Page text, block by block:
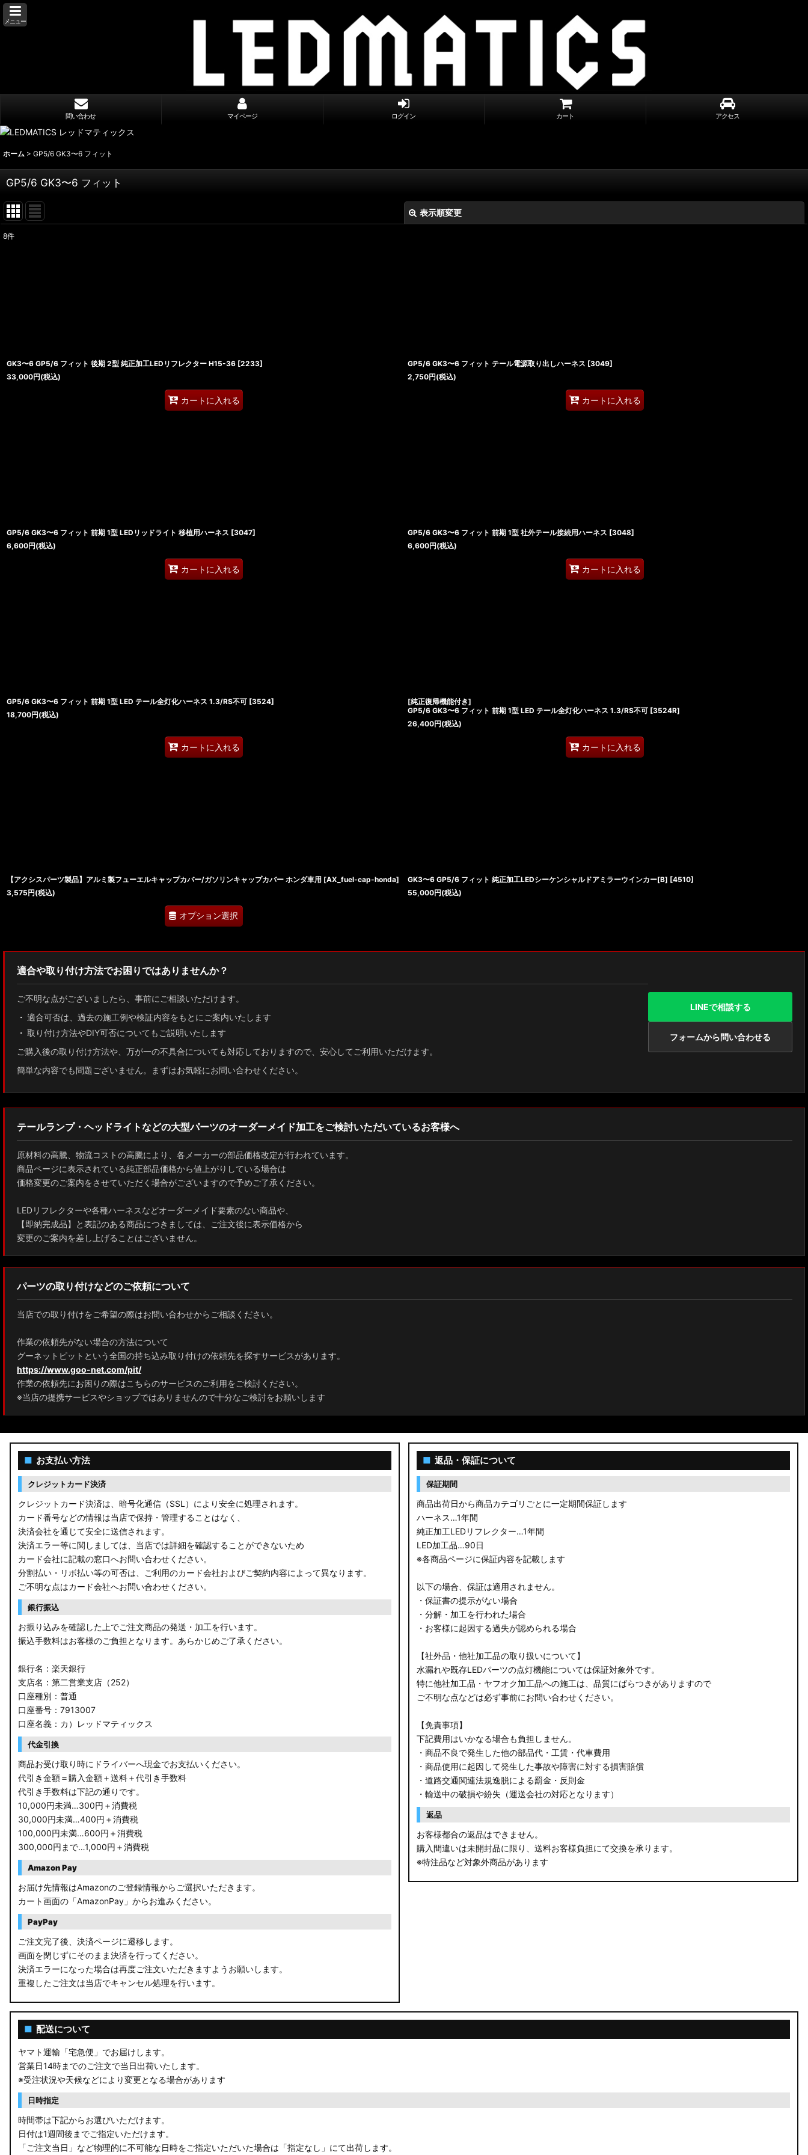
メニュー
問い合わせ マイページ ログイン カート アクセス
ホーム > GP5/6 GK3〜6 フィット
GP5/6 GK3〜6 フィット
表示順変更
8件
GK3〜6 GP5/6 フィット 後期 2型 純正加工LEDリフレクター H15-36 [2233]
33,000円(税込)
カートに入れる
GP5/6 GK3〜6 フィット テール電源取り出しハーネス [3049]
2,750円(税込)
カートに入れる
GP5/6 GK3〜6 フィット 前期 1型 LEDリッドライト 移植用ハーネス [3047]
6,600円(税込)
カートに入れる
GP5/6 GK3〜6 フィット 前期 1型 社外テール接続用ハーネス [3048]
6,600円(税込)
カートに入れる
GP5/6 GK3〜6 フィット 前期 1型 LED テール全灯化ハーネス 1.3/RS不可 [3524]
18,700円(税込)
カートに入れる
[純正復帰機能付き]
GP5/6 GK3〜6 フィット 前期 1型 LED テール全灯化ハーネス 1.3/RS不可 [3524R]
26,400円(税込)
カートに入れる
【アクシスパーツ製品】アルミ製フューエルキャップカバー/ガソリンキャップカバー ホンダ車用 [AX_fuel-cap-honda]
3,575円(税込)
オプション選択
GK3〜6 GP5/6 フィット 純正加工LEDシーケンシャルドアミラーウインカー[B] [4510]
55,000円(税込)
適合や取り付け方法でお困りではありませんか？
ご不明な点がございましたら、事前にご相談いただけます。
適合可否は、過去の施工例や検証内容をもとにご案内いたします
取り付け方法やDIY可否についてもご説明いたします
ご購入後の取り付け方法や、万が一の不具合についても対応しておりますので、安心してご利用いただけます。
簡単な内容でも問題ございません。まずはお気軽にお問い合わせください。
LINEで相談する
フォームから問い合わせる
テールランプ・ヘッドライトなどの大型パーツのオーダーメイド加工をご検討いただいているお客様へ
原材料の高騰、物流コストの高騰により、各メーカーの部品価格改定が行われています。
商品ページに表示されている純正部品価格から値上がりしている場合は
価格変更のご案内をさせていただく場合がございますので予めご了承ください。
LEDリフレクターや各種ハーネスなどオーダーメイド要素のない商品や、
【即納完成品】と表記のある商品につきましては、ご注文後に表示価格から
変更のご案内を差し上げることはございません。
パーツの取り付けなどのご依頼について
当店での取り付けをご希望の際はお問い合わせからご相談ください。
作業の依頼先がない場合の方法について
グーネットピットという全国の持ち込み取り付けの依頼先を探すサービスがあります。
https://www.goo-net.com/pit/
作業の依頼先にお困りの際はこちらのサービスのご利用をご検討ください。
※当店の提携サービスやショップではありませんので十分なご検討をお願いします
■ お支払い方法
クレジットカード決済
クレジットカード決済は、暗号化通信（SSL）により安全に処理されます。
カード番号などの情報は当店で保持・管理することはなく、
決済会社を通じて安全に送信されます。
決済エラー等に関しましては、当店では詳細を確認することができないため
カード会社に記載の窓口へお問い合わせください。
分割払い・リボ払い等の可否は、ご利用のカード会社およびご契約内容によって異なります。
ご不明な点はカード会社へお問い合わせください。
銀行振込
お振り込みを確認した上でご注文商品の発送・加工を行います。
振込手数料はお客様のご負担となります。あらかじめご了承ください。
銀行名：楽天銀行
支店名：第二営業支店（252）
口座種別：普通
口座番号：7913007
口座名義：カ）レッドマティックス
代金引換
商品お受け取り時にドライバーへ現金でお支払いください。
代引き金額＝購入金額＋送料＋代引き手数料
代引き手数料は下記の通りです。
10,000円未満…300円＋消費税
30,000円未満…400円＋消費税
100,000円未満…600円＋消費税
300,000円まで…1,000円＋消費税
Amazon Pay
お届け先情報はAmazonのご登録情報からご選択いただきます。
カート画面の「AmazonPay」からお進みください。
PayPay
ご注文完了後、決済ページに遷移します。
画面を閉じずにそのまま決済を行ってください。
決済エラーになった場合は再度ご注文いただきますようお願いします。
重複したご注文は当店でキャンセル処理を行います。
■ 返品・保証について
保証期間
商品出荷日から商品カテゴリごとに一定期間保証します
ハーネス…1年間
純正加工LEDリフレクター…1年間
LED加工品…90日
※各商品ページに保証内容を記載します
以下の場合、保証は適用されません。
・保証書の提示がない場合
・分解・加工を行われた場合
・お客様に起因する過失が認められる場合
【社外品・他社加工品の取り扱いについて】
水漏れや既存LEDパーツの点灯機能については保証対象外です。
特に他社加工品・ヤフオク加工品への施工は、品質にばらつきがありますので
ご不明な点などは必ず事前にお問い合わせください。
【免責事項】
下記費用はいかなる場合も負担しません。
・商品不良で発生した他の部品代・工賃・代車費用
・商品使用に起因して発生した事故や障害に対する損害賠償
・道路交通関連法規逸脱による罰金・反則金
・輸送中の破損や紛失（運送会社の対応となります）
返品
お客様都合の返品はできません。
購入間違いは未開封品に限り、送料お客様負担にて交換を承ります。
※特注品など対象外商品があります
■ 配送について
ヤマト運輸「宅急便」でお届けします。
営業日14時までのご注文で当日出荷いたします。
※受注状況や天候などにより変更となる場合があります
日時指定
時間帯は下記からお選びいただけます。
日付は1週間後までご指定いただけます。
「ご注文当日」など物理的に不可能な日時をご指定いただいた場合は「指定なし」にて出荷します。